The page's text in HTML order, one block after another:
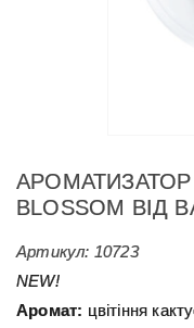
BLOSSOM ВІД
Артикул: 10723
NEW!
Аромат: цвітіння